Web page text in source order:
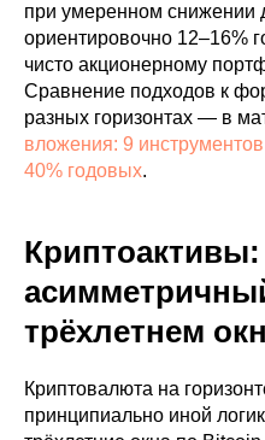
при умеренном снижении
ориентировочно 12–16%
чисто акционерному
Сравнение подходов к
разных горизонтах — в
вложения: 9
40% годовых.
Криптоактивы:
трёхлетнем
Криптовалюта на
принципиально иной